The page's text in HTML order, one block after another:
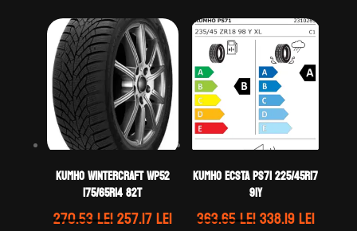
a
fost:
704.67 lei.
este:
655.34 lei.
a
fost:
857.06 lei.
este:
Kumho WINTERCRAFT WP52
175/65R14 82T
270.53leiPrețul
257.17leiPrețul
Kumho ECSTA PS71 225/45R17
91Y
363.65leiPrețul
338.19leiPrețul